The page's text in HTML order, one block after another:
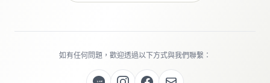
如有任何問題，歡迎透過以下方式與我們聯繫：